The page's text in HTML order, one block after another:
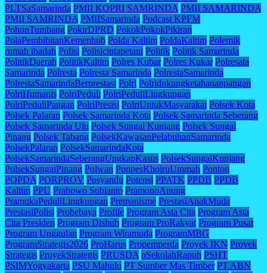
PLTSaSamarinda PMII KOPRI SAMRINDA PMII SAMARINDA
PMII SAMRINDA PMIISamarinda Podcast KPFM
PohonTumbang PokirDPRD PokokPokokPikiran
PolaPembibitanKemenhub Polda Kaltim PoldaKaltim Polemik
rumah ibadah Polisi Polisicintapetani Politik Politik Samarinda
PolitikDaerah PolitikKaltim Polres Kubar Polres Kukar Polresata
Samarinda Polresta Polresta Samarinda PolrestaSamarinda
PolrestaSamarindaBerprestasi Polri Polridukungketahananpangan
PolriHumanis PolriPeduli PolriPeduliLingkungan
PolriPeduliPangan PolriPresisi PolriUntukMasyarakat Polsek Kota
Polsek Palaran Polsek Samarinda Kota Polsek Samarinda Seberang
Polsek Samarinda Ulu Polsek Sungai Kunjang Polsek Sungai
Pinang Polsek Tabang PolsekKawasanPelabuhanSamarinda
PolsekPalaran PolsekSamarindaKota
PolsekSamarindaSeberangUngkapKasus PolsekSungaiKunjang
PolsekSungaiPinang Polwan PonpesKhoiruUmmah Ponton
POPDA PORPROV Posyandu Potensi PPATK PPDB PPDB
Kaltim PPU Prabowo Subianto PramonoAnung
PramukaPeduliLingkungan Premanisme PrestasiAnakMuda
PrestasiPolisi Probebaya Profile Program Asta Cita Program Asta
Cita Presiden Program Dishub Program ProRakyat Program Pusat
Program Unggulan Program Wiramuda ProgramMBG
ProgramStrategis2026 ProHarus Propemperda Proyek IKN Proyek
Strategis ProyekStrategis PRUSDA pSekolahRapuh PSHT
PSIMYogyakarta PSU Mahulu PT Sumber Mas Timber PT.ABN